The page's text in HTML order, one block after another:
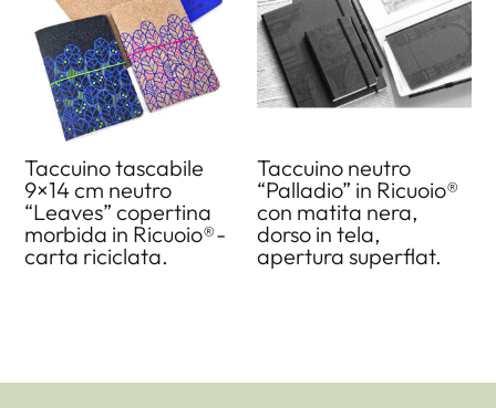
Taccuino tascabile
9×14 cm neutro
“Leaves” copertina
morbida in Ricuoio®-
carta riciclata.
Taccuino neutro
“Palladio” in Ricuoio®
con matita nera,
dorso in tela,
apertura superflat.